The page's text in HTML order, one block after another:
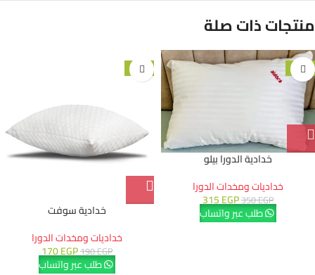
منتجات ذات صلة
-10%
خدادية الدورا بيلو
خداديات ومخدات الدورا
350EGP
315EGP
طلب عبر واتساب
-11%
خدادية سوفت
خداديات ومخدات الدورا
190EGP
170EGP
طلب عبر واتساب